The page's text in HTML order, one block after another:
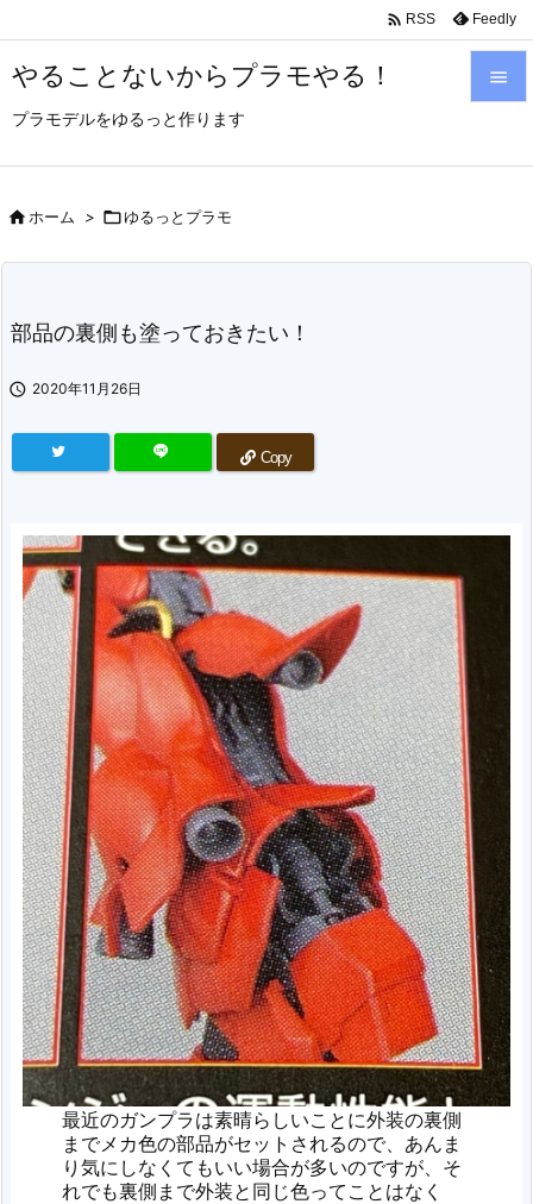
やることないからプラモやる！
プラモデルをゆるっと作ります

 RSS Feedly
ホーム > ゆるっとプラモ
部品の裏側も塗っておきたい！
 2020年11月26日
Copy
最近のガンプラは素晴らしいことに外装の裏側
までメカ色の部品がセットされるので、あんま
り気にしなくてもいい場合が多いのですが、そ
れでも裏側まで外装と同じ色ってことはなく